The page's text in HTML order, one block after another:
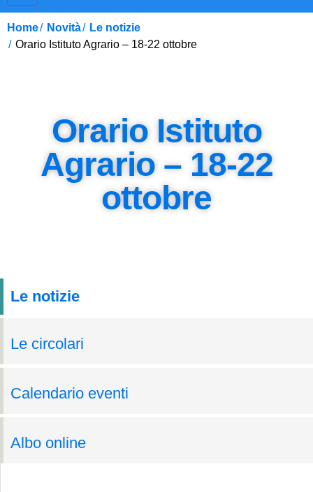
Home Novità
Le notizie
Orario Istituto Agrario – 18-22 ottobre
Orario Istituto
Agrario – 18-22
ottobre
Le notizie
Le circolari
Calendario eventi
Albo online